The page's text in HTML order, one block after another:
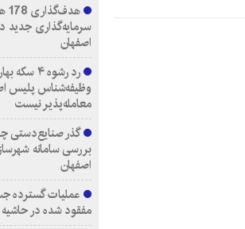
سرمایه‌گذاری
اصفهان
رد رشوه ۴
وظیفه‌شناس پلیس
معامله‌پذیر نیست
گذر صنایع‌دستی
بررسی سامانه
اصفهان
عملیات گسترده
مفقود شده در حاشیه